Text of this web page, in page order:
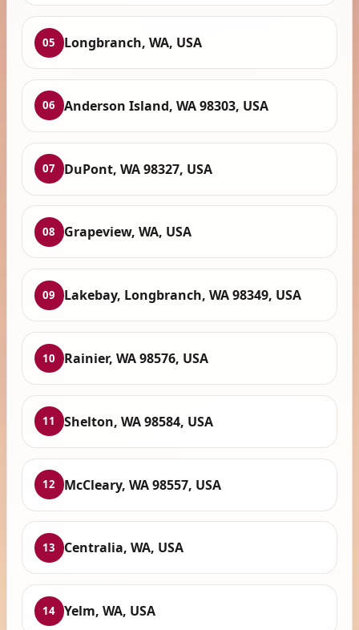
05 Longbranch, WA, USA
06 Anderson Island, WA 98303, USA
07 DuPont, WA 98327, USA
08 Grapeview, WA, USA
09 Lakebay, Longbranch, WA 98349, USA
10 Rainier, WA 98576, USA
11 Shelton, WA 98584, USA
12 McCleary, WA 98557, USA
13 Centralia, WA, USA
14 Yelm, WA, USA